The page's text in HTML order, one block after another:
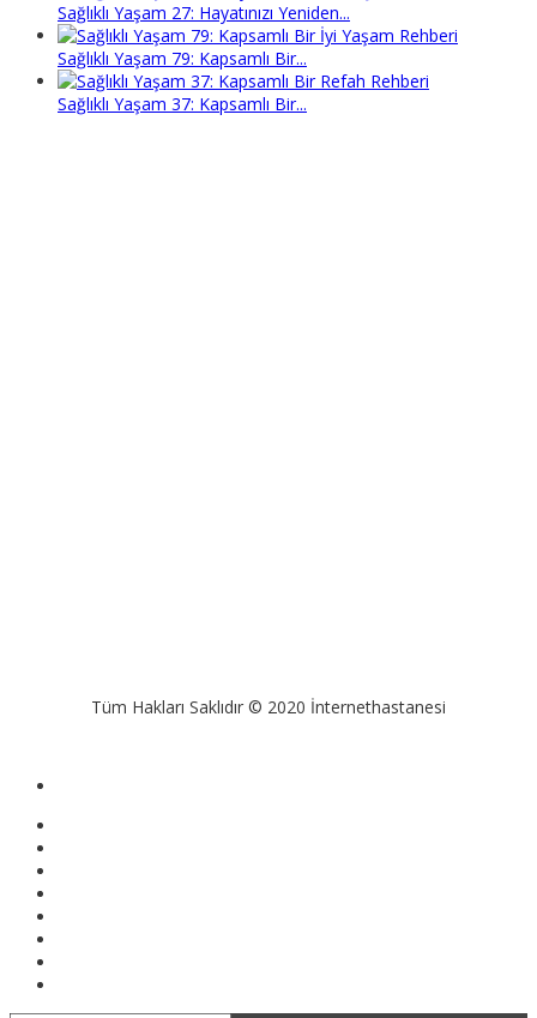
Sağlıklı Yaşam 27: Hayatınızı Yeniden...
Sağlıklı Yaşam 79: Kapsamlı Bir...
Sağlıklı Yaşam 37: Kapsamlı Bir...
Tüm Hakları Saklıdır © 2020 İnternethastanesi